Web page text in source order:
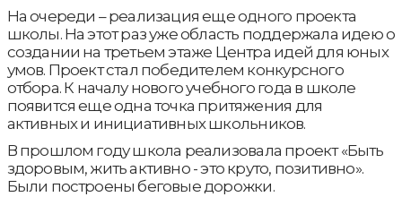
На очереди – реализация еще одного проекта
школы. На этот раз уже область поддержала идею о
создании на третьем этаже Центра идей для юных
умов. Проект стал победителем конкурсного
отбора. К началу нового учебного года в школе
появится еще одна точка притяжения для
активных и инициативных школьников.
В прошлом году школа реализовала проект «Быть
здоровым, жить активно - это круто, позитивно».
Были построены беговые дорожки.